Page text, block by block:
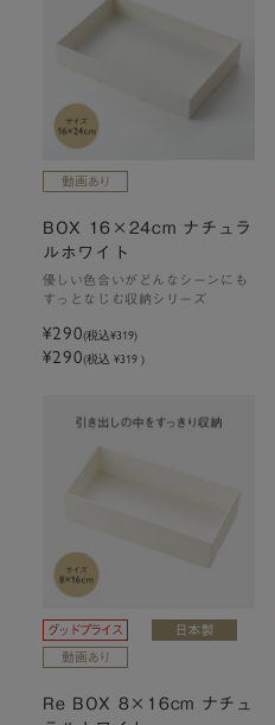
BOX 16×24cm ナチュラ
ルホワイト
優しい色合いがどんなシーンにも
すっとなじむ収納シリーズ
¥290(税込¥319)
¥290(税込 ¥319 )
Re BOX 8×16cm ナチュ